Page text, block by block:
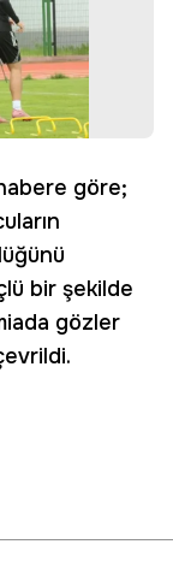
göre;
bir şekilde
gözler